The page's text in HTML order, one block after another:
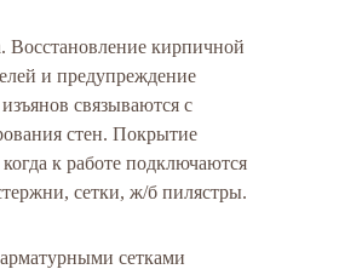
Восстановление кирпичной
и предупреждение
связываются с
стен. Покрытие
к работе подключаются
сетки, ж/б пилястры.
сетками